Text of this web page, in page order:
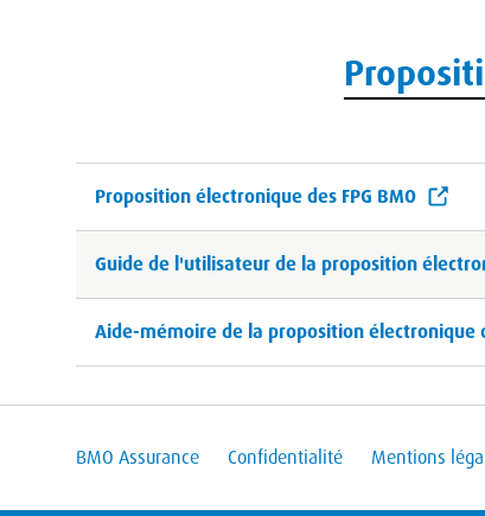
Proposition électronique des FPG BMO
Guide de l'utilisateur de la proposition
Aide-mémoire de la proposition électronique
BMO Assurance Confidentialité Mentions